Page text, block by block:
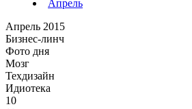
Апрель
Апрель 2015
Бизнес-линч
Фото дня
Мозг
Техдизайн
Идиотека
10